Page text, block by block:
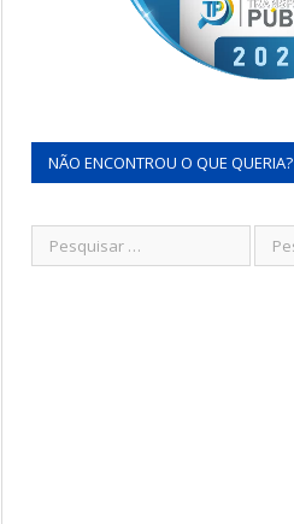
NÃO ENCONTROU O QUE QUERIA?